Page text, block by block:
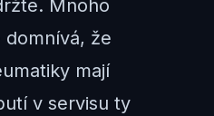
Mnoho
domnívá, že
mají
v servisu ty